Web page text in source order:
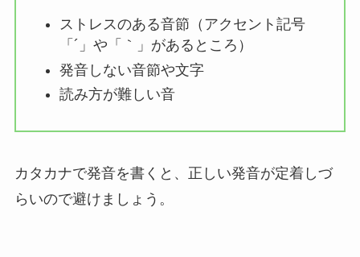
ストレスのある音節（アクセント記号
「´」や「｀」があるところ）
発音しない音節や文字
読み方が難しい音
カタカナで発音を書くと、正しい発音が定着しづ
らいので避けましょう。